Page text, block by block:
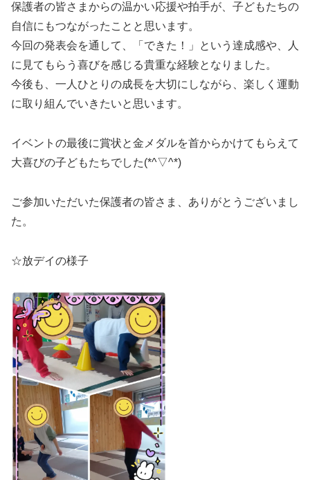
保護者の皆さまからの温かい応援や拍手が、子どもたちの
自信にもつながったことと思います。
今回の発表会を通して、「できた！」という達成感や、人
に見てもらう喜びを感じる貴重な経験となりました。
今後も、一人ひとりの成長を大切にしながら、楽しく運動
に取り組んでいきたいと思います。
イベントの最後に賞状と金メダルを首からかけてもらえて
大喜びの子どもたちでした(*^▽^*)
ご参加いただいた保護者の皆さま、ありがとうございまし
た。
☆放デイの様子